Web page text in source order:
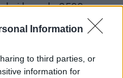
Information
to third parties, or
information for
berods 2500
nei žemės ūkyje,